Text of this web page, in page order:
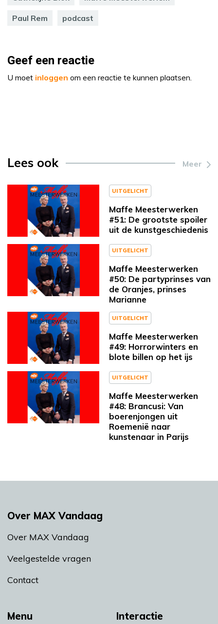
Paul Rem podcast
Geef een reactie
U moet inloggen om een reactie te kunnen plaatsen.
Lees ook Meer
UITGELICHT
Maffe Meesterwerken
#51: De grootste spoiler
uit de kunstgeschiedenis
UITGELICHT
Maffe Meesterwerken
#50: De partyprinses van
de Oranjes, prinses
Marianne
UITGELICHT
Maffe Meesterwerken
#49: Horrorwinters en
blote billen op het ijs
UITGELICHT
Maffe Meesterwerken
#48: Brancusi: Van
boerenjongen uit
Roemenië naar
kunstenaar in Parijs
Menu Interactie
Over MAX Vandaag
Over MAX Vandaag
Veelgestelde vragen
Contact